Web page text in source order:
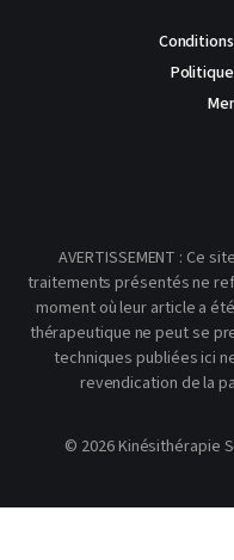
AVERTISSEMENT : Ce
traitements présentés ne
moment où leur article a
thérapeutique ne peut se
techniques publiées ici
revendication de la
© 2026 Kinésithérapie